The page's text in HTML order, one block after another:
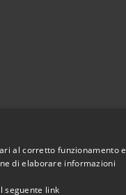
al corretto funzionamento e
di elaborare informazioni
seguente link